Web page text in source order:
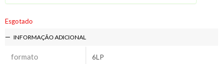
Esgotado
INFORMAÇÃO ADICIONAL
formato 6LP